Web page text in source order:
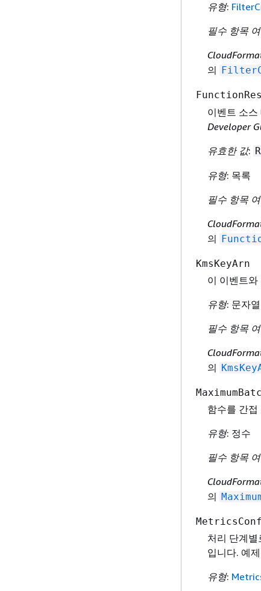
유형:
필수 항목
의
이벤트 소
Developer
유효한 값:
유형: 목록
필수 항목
의
KmsKeyArn
이 이벤트
유형: 문자열
필수 항목
의
함수를 간
유형: 정수
필수 항목
의
처리 단계
입니다. 예
유형: